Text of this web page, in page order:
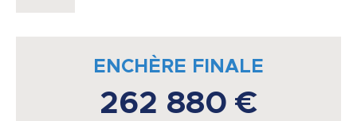
ENCHÈRE FINALE
262 880 €